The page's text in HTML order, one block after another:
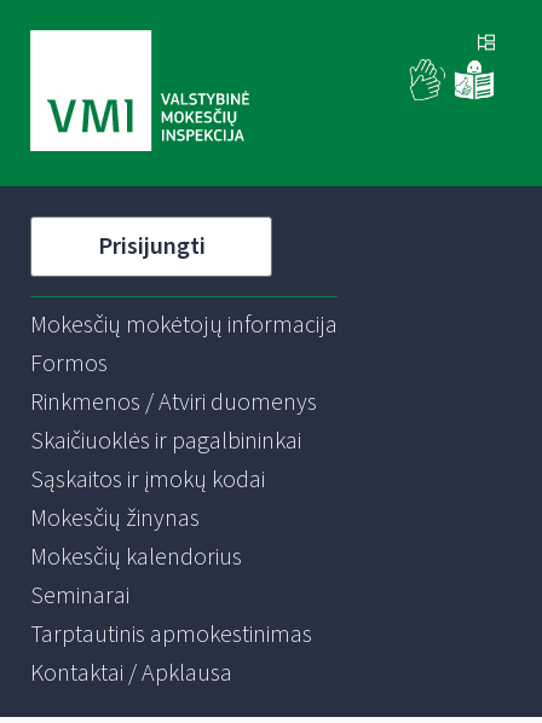
Prisijungti
Mokesčių mokėtojų informacija
Formos
Rinkmenos / Atviri duomenys
Skaičiuoklės ir pagalbininkai
Sąskaitos ir įmokų kodai
Mokesčių žinynas
Mokesčių kalendorius
Seminarai
Tarptautinis apmokestinimas
Kontaktai / Apklausa